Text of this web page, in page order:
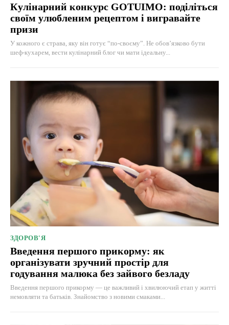
Кулінарний конкурс GOTUIMO: поділіться
своїм улюбленим рецептом і вигравайте
призи
У кожного є страва, яку він готує “по-своєму”. Не обов’язково бути
шеф-кухарем, вести кулінарний блог чи мати ідеальну...
ЗДОРОВ'Я
Введення першого прикорму: як
організувати зручний простір для
годування малюка без зайвого безладу
Введення першого прикорму — це важливий і хвилюючий етап у житті
немовляти та батьків. Знайомство з новими смаками...